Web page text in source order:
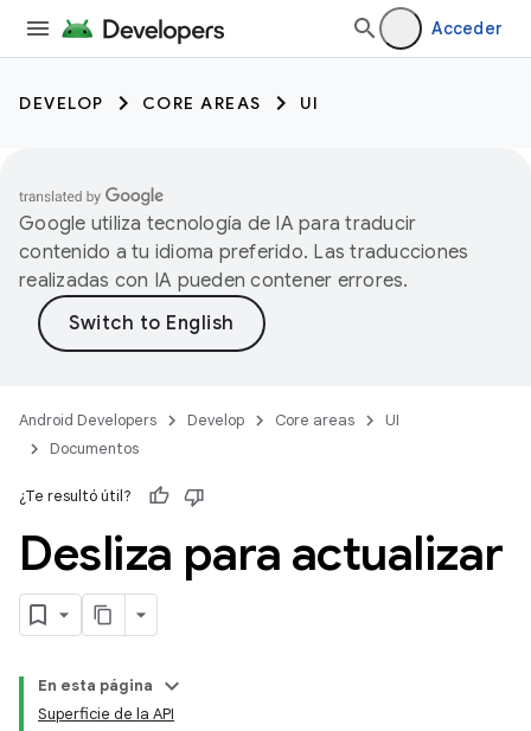
Acceder
DEVELOP CORE AREAS UI
Google utiliza tecnología de IA para traducir
contenido a tu idioma preferido. Las traducciones
realizadas con IA pueden contener errores.
Android Developers Develop Core areas
UI
Documentos
¿Te resultó útil?
Desliza para actualizar
En esta página
Superficie de la API